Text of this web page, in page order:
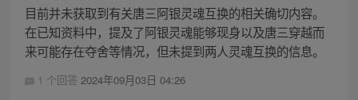
目前并未获取到有关唐三阿银灵魂互换的相关确切内容。
在已知资料中，提及了阿银灵魂能够现身以及唐三穿越而
来可能存在夺舍等情况，但未提到两人灵魂互换的信息。
1 个回答 2024年09月03日 04:26